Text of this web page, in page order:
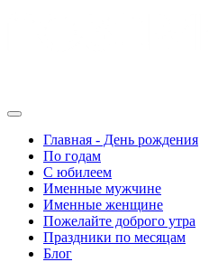
Главная - День рождения
По годам
С юбилеем
Именные мужчине
Именные женщине
Пожелайте доброго утра
Праздники по месяцам
Блог